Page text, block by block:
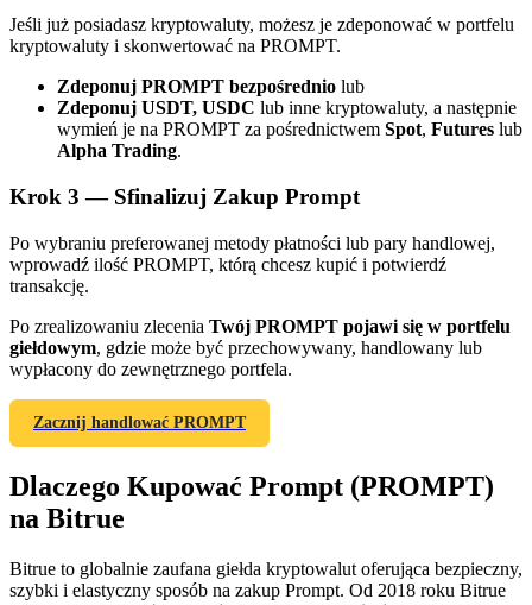
Aż do 65% prowizji!
Polecaj
BTC Welcome Rewards
Jeśli już posiadasz kryptowaluty, możesz je zdeponować w portfelu
kryptowaluty i skonwertować na PROMPT.
Zdeponuj PROMPT bezpośrednio lub
Zdeponuj USDT, USDC lub inne kryptowaluty, a następnie
wymień je na PROMPT za pośrednictwem Spot, Futures lub
Alpha Trading.
Krok 3 — Sfinalizuj Zakup Prompt
Po wybraniu preferowanej metody płatności lub pary handlowej,
wprowadź ilość PROMPT, którą chcesz kupić i potwierdź
transakcję.
Po zrealizowaniu zlecenia Twój PROMPT pojawi się w portfelu
giełdowym, gdzie może być przechowywany, handlowany lub
wypłacony do zewnętrznego portfela.
Zacznij handlować PROMPT
Dlaczego Kupować Prompt (PROMPT)
na Bitrue
Bitrue to globalnie zaufana giełda kryptowalut oferująca bezpieczny,
szybki i elastyczny sposób na zakup Prompt. Od 2018 roku Bitrue